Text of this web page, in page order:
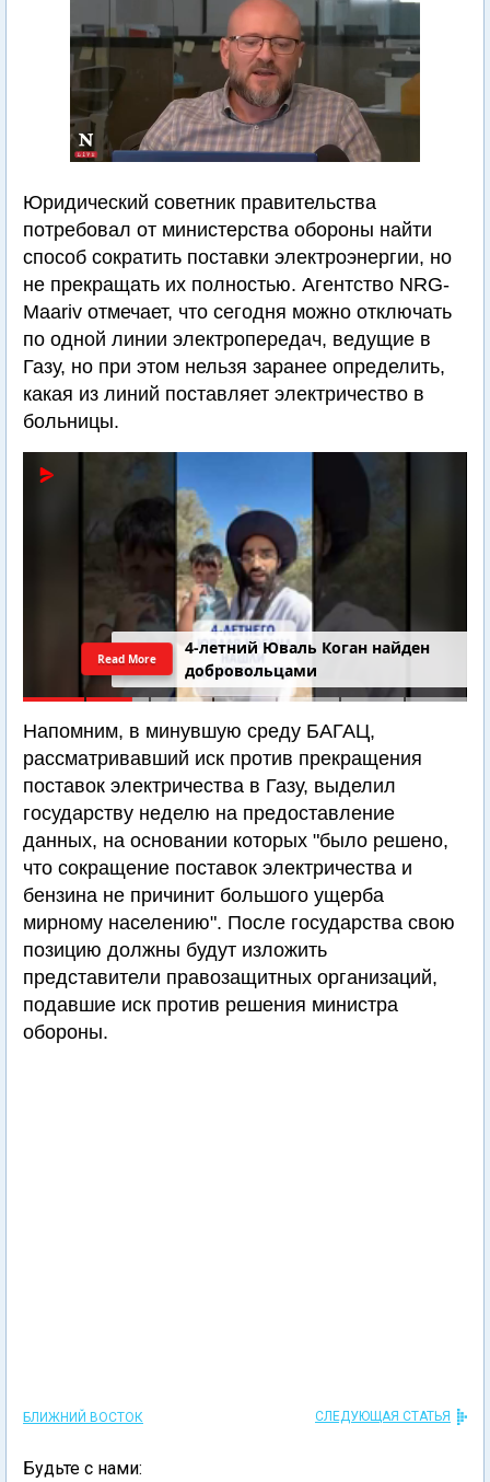
Юридический советник правительства
потребовал от министерства обороны найти
способ сократить поставки электроэнергии, но
не прекращать их полностью. Агентство NRG-
Maariv отмечает, что сегодня можно отключать
по одной линии электропередач, ведущие в
Газу, но при этом нельзя заранее определить,
какая из линий поставляет электричество в
больницы.
4-летний Юваль Коган найден
добровольцами
Read More
Напомним, в минувшую среду БАГАЦ,
рассматривавший иск против прекращения
поставок электричества в Газу, выделил
государству неделю на предоставление
данных, на основании которых "было решено,
что сокращение поставок электричества и
бензина не причинит большого ущерба
мирному населению". После государства свою
позицию должны будут изложить
представители правозащитных организаций,
подавшие иск против решения министра
обороны.
БЛИЖНИЙ ВОСТОК СЛЕДУЮЩАЯ СТАТЬЯ
Будьте с нами: